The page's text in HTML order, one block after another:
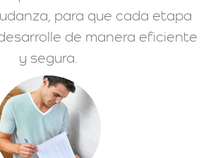
para que cada etapa
de manera eficiente
y segura.